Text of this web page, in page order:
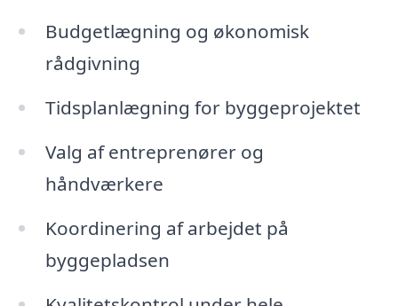
Budgetlægning og økonomisk
rådgivning
Tidsplanlægning for byggeprojektet
Valg af entreprenører og
håndværkere
Koordinering af arbejdet på
byggepladsen